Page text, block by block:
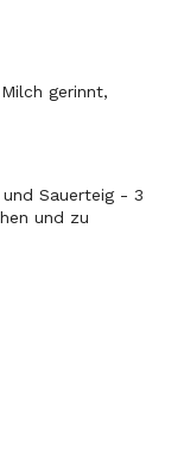
gerinnt,
und Sauerteig - 3
und zu